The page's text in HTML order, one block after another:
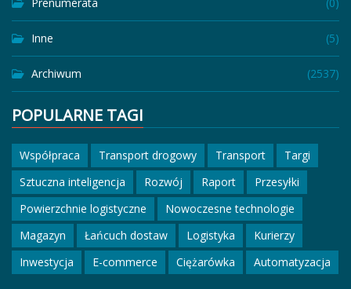
Inne (5)
Archiwum (2537)
POPULARNE TAGI
Współpraca Transport drogowy Transport
Targi
Sztuczna inteligencja
Rozwój Raport
Przesyłki
Powierzchnie logistyczne
Nowoczesne technologie
Magazyn
Łańcuch dostaw Logistyka
Kurierzy
Inwestycja
E-commerce Ciężarówka Automatyzacja